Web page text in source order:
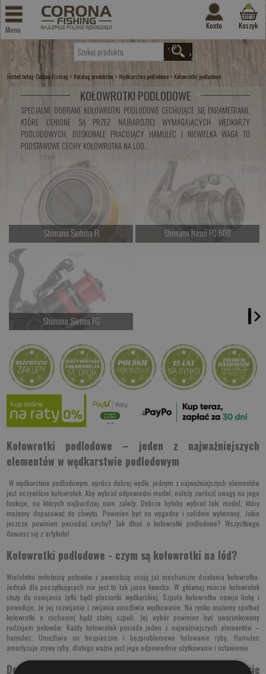
Menu Konto Koszyk
Jesteś tutaj: Corona-Fishing > Katalog produktów >Wędkarstwo podlodowe > Kołowrotki podlodowe
KOŁOWROTKI PODLODOWE
SPECJALNE DOBRANE KOŁOWROTKI PODLODOWE CECHUJĄCE SIĘ PARAMETRAMI,
KTÓRE CENIONE SĄ PRZEZ NAJBARDZIEJ WYMAGAJĄCYCH WĘDKARZY
PODLODOWYCH. DOSKONALE PRACUJĄCY HAMULEC I NIEWIELKA WAGA TO
PODSTAWOWE CECHY KOŁOWROTKA NA LÓD.
Shimano Sedona FI
Kup teraz >
Shimano Nasci FC 500
Shimano Sienna FG
Kup teraz >
Kołowrotki podlodowe – jeden z najważniejszych
elementów w wędkarstwie podlodowym
W wędkarstwie podlodowym, oprócz dobrej wędki, jednym z najważniejszych elementów
jest oczywiście kołowrotek. Aby wybrać odpowiedni model, należy zwrócić uwagę na jego
funkcje, na których najbardziej nam zależy. Dobrze byłoby wybrać taki model, który
możemy dopasować do chwytu. Powinien być on wygodny i solidnie wykonany. Jakie
jeszcze powinien posiadać cechy? Jak dbać o kołowrotki podlodowe? Wszystkiego
dowiesz się z artykułu!
Kołowrotki podlodowe - czym są kołowrotki na lód?
Wieloletni miłośnicy połowów z pewnością znają już mechanizm działania kołowrotka.
Jednak dla początkujących nie jest to tak jasna kwestia. W głównej mierze kołowrotek
służy do nawijania żyłki bądź plecionki wędkarskiej. Szpula kołowrotka nawija linkę i
powoduje, że jej rozwijanie i zwijanie umożliwia wędkowanie. Na rynku możemy spotkać
kołowrotki o ruchomej bądź stałej szpuli. Jej wybór powinien być uwarunkowany
rodzajem połowów. Każdy kołowrotek posiada jeden z najważniejszych elementów –
hamulec. Umożliwia on bezpieczne i bezproblemowe holowanie ryby. Hamulec
amortyzuje zrywy ryby, dlatego ważne jest jego odpowiednie użytkowanie i ustawienie.
Dobre kołowrotki podlodowe – czym się